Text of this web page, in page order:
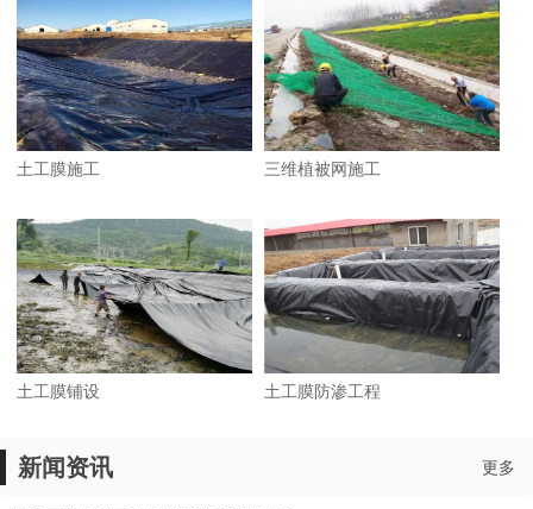
土工膜施工 三维植被网施工
土工膜铺设 土工膜防渗工程
新闻资讯 更多